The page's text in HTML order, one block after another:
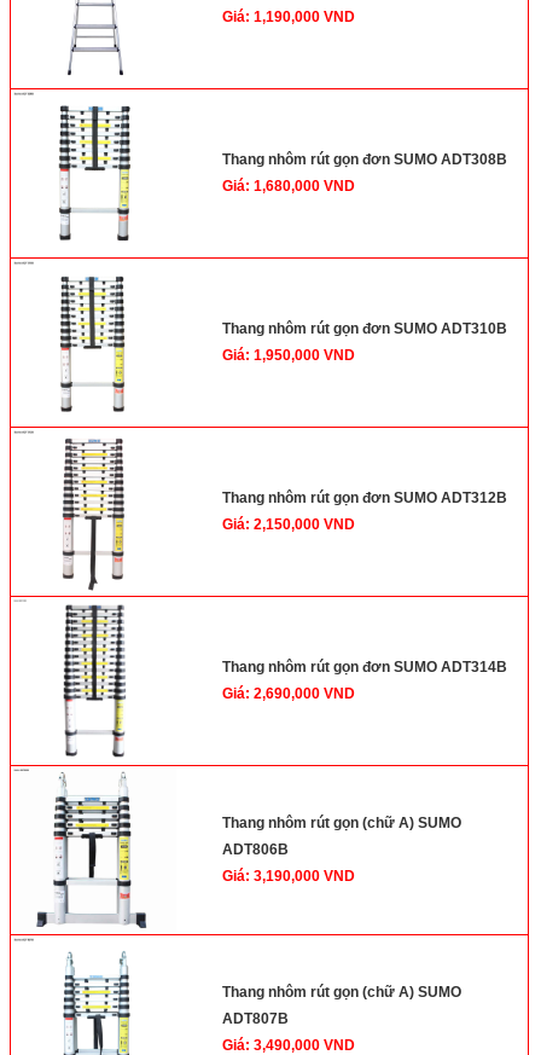
Giá: 1,190,000 VND
Thang nhôm rút gọn đơn SUMO ADT308B
Giá: 1,680,000 VND
Thang nhôm rút gọn đơn SUMO ADT310B
Giá: 1,950,000 VND
Thang nhôm rút gọn đơn SUMO ADT312B
Giá: 2,150,000 VND
Thang nhôm rút gọn đơn SUMO ADT314B
Giá: 2,690,000 VND
Thang nhôm rút gọn (chữ A) SUMO
ADT806B
Giá: 3,190,000 VND
Thang nhôm rút gọn (chữ A) SUMO
ADT807B
Giá: 3,490,000 VND